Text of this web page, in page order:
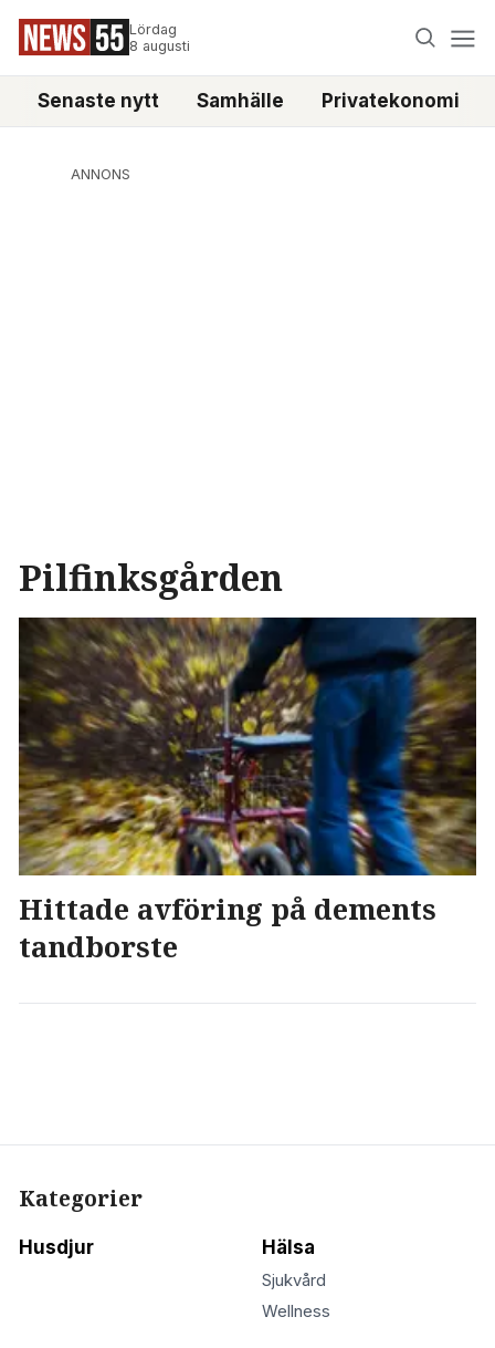
Lördag
8 augusti
Senaste nytt Samhälle Privatekonomi
ANNONS
Pilfinksgården
Hittade avföring på dements
tandborste
Kategorier
Husdjur Hälsa
Sjukvård
Wellness